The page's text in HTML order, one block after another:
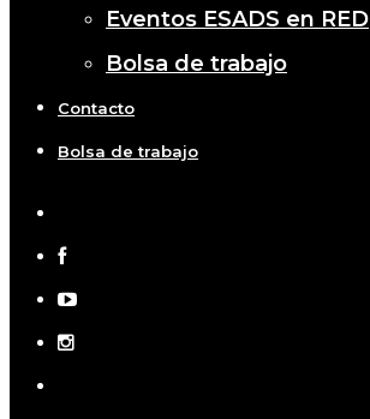
Eventos ESADS en RED
Bolsa de trabajo
Contacto
Bolsa de trabajo
twitter
facebook
youtube
instagram